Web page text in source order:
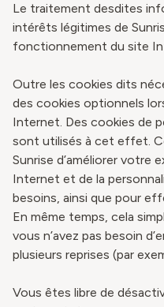
Le traitement desdites
intérêts légitimes de
fonctionnement du site
Outre les cookies dits
des cookies optionnels
Internet. Des cookies de
sont utilisés à cet effet.
Sunrise d’améliorer votre
Internet et de la
besoins, ainsi que pour
En même temps, cela
vous n’avez pas besoin
plusieurs reprises (par
Vous êtes libre de